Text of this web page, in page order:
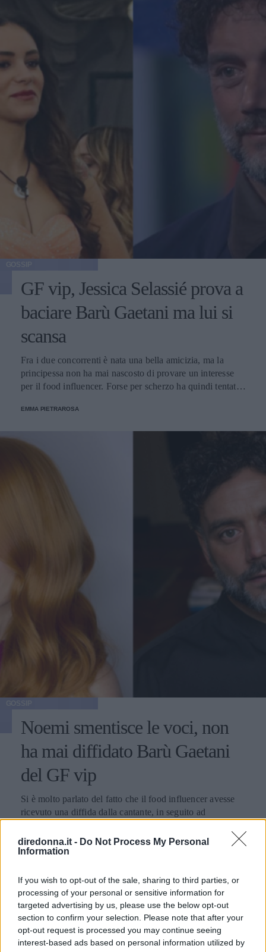
diredonna.it - Do Not Process My Personal
Information
If you wish to opt-out of the sale, sharing to third parties, or
processing of your personal or sensitive information for
targeted advertising by us, please use the below opt-out
section to confirm your selection. Please note that after your
opt-out request is processed you may continue seeing
interest-based ads based on personal information utilized by
GF vip, Jessica Selassié prova a
baciare Barù Gaetani ma lui si
scansa
Fra i due concorrenti è nata una bella amicizia, ma la
principessa non ha mai nascosto di provare un interesse
per il food influencer. Forse per scherzo ha quindi tentato
EMMA PIETRAROSA
Noemi smentisce le voci, non
ha mai diffidato Barù Gaetani
del GF vip
Si è molto parlato del fatto che il food influencer avesse
ricevuto una diffida dalla cantante, in seguito ad
Sanremo 2022. Lei però ha messo a tacere le chiacchiere,
spiegando che si tratta solo di fake news.
EMMA PIETRAROSA